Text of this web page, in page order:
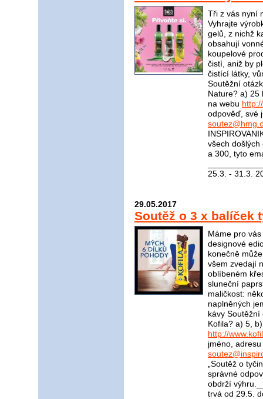
Tři z vás nyní
Vyhrajte
gelů, z nichž
obsahují
koupelové
čistí, aniž by
čistící látky,
Soutěžní
Nature? a) 25
na webu
odpověď, své
všech
a 300, tyto
25.3. - 31.3.
29.05.2017
Soutěž o 3 x balíček
Máme pro
designové
konečně
všem zvedají
oblíbeném
sluneční
maličkost:
naplněných
kávy
Kofila? a) 5,
http://
jméno,
„Soutěž o
správné
obdrží
trvá od 29.5.